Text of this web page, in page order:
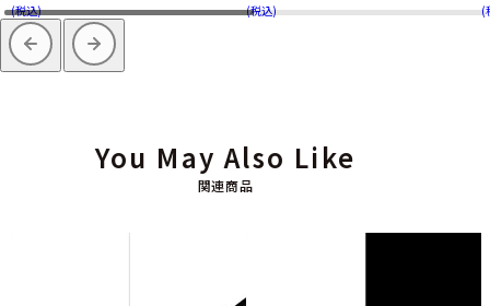
(税込)
(税込)
(
関連商品
You May Also Like